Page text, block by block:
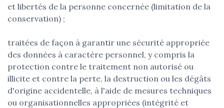
et libertés de la personne concernée (limitation de la
conservation) ;
traitées de façon à garantir une sécurité appropriée
des données à caractère personnel, y compris la
protection contre le traitement non autorisé ou
illicite et contre la perte, la destruction ou les dégâts
d'origine accidentelle, à l'aide de mesures techniques
ou organisationnelles appropriées (intégrité et